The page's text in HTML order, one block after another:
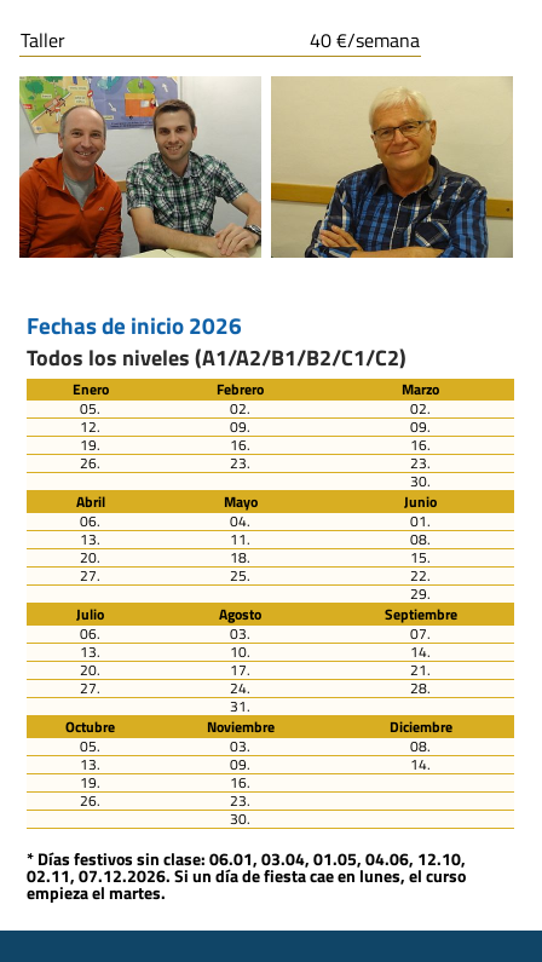
Taller
40 €/semana
Fechas de inicio 2026
Todos los niveles (A1/A2/B1/B2/C1/C2)
Enero Febrero
Marzo
05.
02. 02.
12. 09. 09.
19. 16. 16.
26. 23. 23.
30.
Abril
Mayo
Junio
06.
04. 01.
13. 11. 08.
20. 18. 15.
27. 25. 22.
29.
Julio
Agosto
Septiembre
06.
03. 07.
13. 10. 14.
20. 17. 21.
27. 24. 28.
31.
Octubre
Noviembre
Diciembre
05.
03. 08.
13. 09. 14.
19. 16.
26. 23.
30.
* Días festivos sin clase: 06.01, 03.04, 01.05, 04.06, 12.10,
02.11, 07.12.2026. Si un día de fiesta cae en lunes, el curso
empieza el martes.